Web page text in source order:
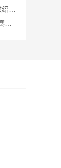
大连MBA培训机构选哪家 社科赛斯MBA考研定制专属学生方案